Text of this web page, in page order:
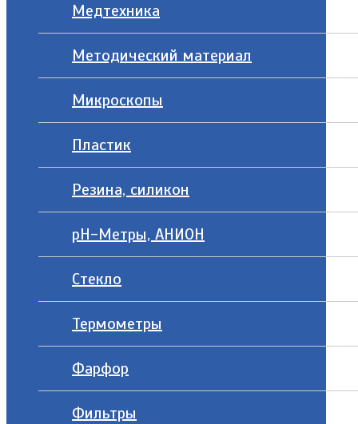
Медтехника
Методический материал
Микроскопы
Пластик
Резина, силикон
рН-Метры, АНИОН
Стекло
Термометры
Фарфор
Фильтры